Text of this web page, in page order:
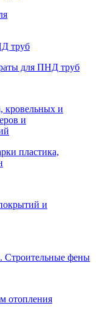
труб
для ПНД труб
кровельных и
и
пластика,
и
Строительные фены
отопления